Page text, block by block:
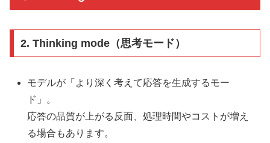
2. Thinking mode（思考モード）
モデルが「より深く考えて応答を生成するモー
ド」。
応答の品質が上がる反面、処理時間やコストが増え
る場合もあります。